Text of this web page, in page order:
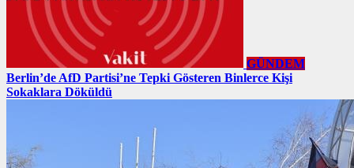
GÜNDEM
Berlin’de AfD Partisi’ne Tepki Gösteren Binlerce Kişi
Sokaklara Döküldü